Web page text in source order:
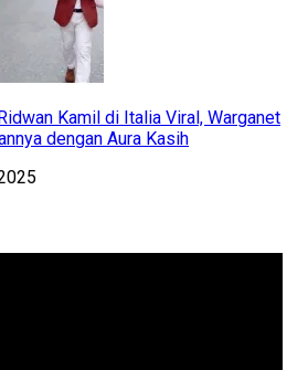
Kamil di Italia Viral, Warganet
dengan Aura Kasih